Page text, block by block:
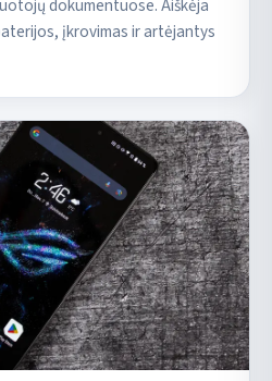
dokumentuose. Aiškėja
įkrovimas ir artėjantys